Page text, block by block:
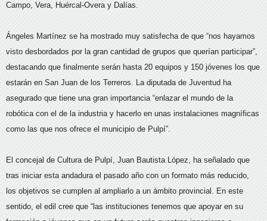
Campo, Vera, Huércal-Overa y Dalías.
Ángeles Martínez se ha mostrado muy satisfecha de que “nos hayamos
visto desbordados por la gran cantidad de grupos que querían participar”,
destacando que finalmente serán hasta 20 equipos y 150 jóvenes los que
estarán en San Juan de los Terreros. La diputada de Juventud ha
asegurado que tiene una gran importancia “enlazar el mundo de la
robótica con el de la industria y hacerlo en unas instalaciones magníficas
como las que nos ofrece el municipio de Pulpí”.
El concejal de Cultura de Pulpí, Juan Bautista López, ha señalado que
tras iniciar esta andadura el pasado año con un formato más reducido,
los objetivos se cumplen al ampliarlo a un ámbito provincial. En este
sentido, el edil cree que “las instituciones tenemos que apoyar en su